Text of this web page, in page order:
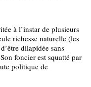
à l’instar de plusieurs
richesse naturelle (les
dilapidée sans
foncier est squatté par
politique de